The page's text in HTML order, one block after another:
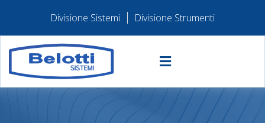
Divisione Sistemi Divisione Strumenti